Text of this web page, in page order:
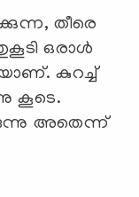
തീരെ
ഒരാള്‍
കുറച്ച്
കൂടെ.
അതെന്ന്